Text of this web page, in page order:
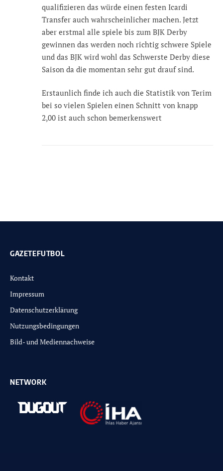
qualifizieren das würde einen festen Icardi
Transfer auch wahrscheinlicher machen. Jetzt
aber erstmal alle spiele bis zum BJK Derby
gewinnen das werden noch richtig schwere Spiele
und das BJK wird wohl das Schwerste Derby diese
Saison da die momentan sehr gut drauf sind.
Erstaunlich finde ich auch die Statistik von Terim
bei so vielen Spielen einen Schnitt von knapp
2,00 ist auch schon bemerkenswert
GAZETEFUTBOL
Kontakt
Impressum
Datenschutzerklärung
Nutzungsbedingungen
Bild- und Mediennachweise
NETWORK